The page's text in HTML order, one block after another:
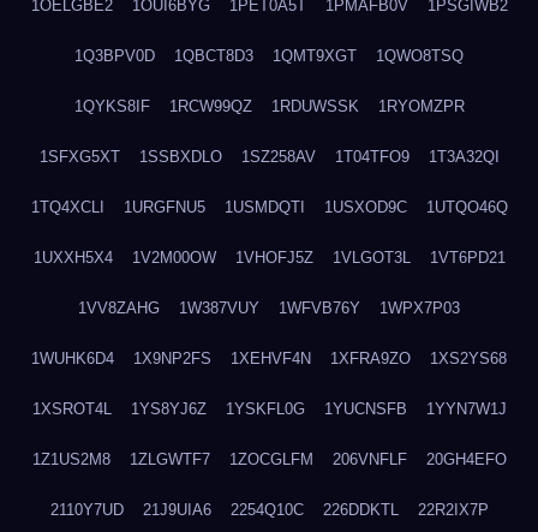
1OELGBE2 1OUI6BYG 1PET0A5T 1PMAFB0V 1PSGIWB2
1Q3BPV0D 1QBCT8D3 1QMT9XGT 1QWO8TSQ
1QYKS8IF 1RCW99QZ 1RDUWSSK 1RYOMZPR
1SFXG5XT 1SSBXDLO 1SZ258AV 1T04TFO9 1T3A32QI
1TQ4XCLI 1URGFNU5 1USMDQTI 1USXOD9C 1UTQO46Q
1UXXH5X4 1V2M00OW 1VHOFJ5Z 1VLGOT3L 1VT6PD21
1VV8ZAHG 1W387VUY 1WFVB76Y 1WPX7P03
1WUHK6D4 1X9NP2FS 1XEHVF4N 1XFRA9ZO 1XS2YS68
1XSROT4L 1YS8YJ6Z 1YSKFL0G 1YUCNSFB 1YYN7W1J
1Z1US2M8 1ZLGWTF7 1ZOCGLFM 206VNFLF 20GH4EFO
2110Y7UD 21J9UIA6 2254Q10C 226DDKTL 22R2IX7P